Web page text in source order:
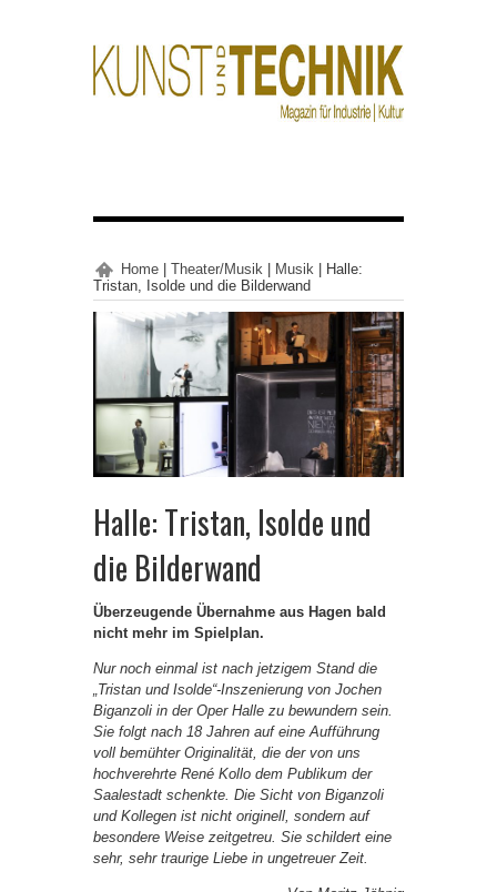
Home Theater/Musik Musik
Halle:
Tristan, Isolde und die Bilderwand
Halle: Tristan, Isolde und
die Bilderwand
Überzeugende Übernahme aus Hagen bald
nicht mehr im Spielplan.
Nur noch einmal ist nach jetzigem Stand die
„Tristan und Isolde“-Inszenierung von Jochen
Biganzoli in der Oper Halle zu bewundern sein.
Sie folgt nach 18 Jahren auf eine Aufführung
voll bemühter Originalität, die der von uns
hochverehrte René Kollo dem Publikum der
Saalestadt schenkte. Die Sicht von Biganzoli
und Kollegen ist nicht originell, sondern auf
besondere Weise zeitgetreu. Sie schildert eine
sehr, sehr traurige Liebe in ungetreuer Zeit.